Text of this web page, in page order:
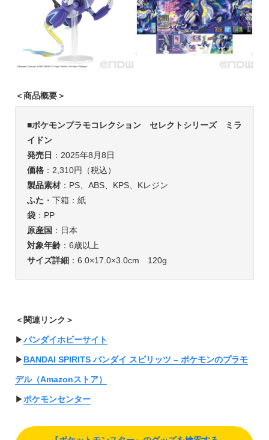
＜商品概要＞
■ポケモンプラモコレクション セレクトシリーズ ミラ
イドン
発売日 ：2025年8月8日
価格：2,310円（税込）
製品素材：PS、ABS、KPS、Kレジン
ふた ・下箱：紙
袋：PP
原産国 ：日本
対象年齢：6歳以上
サイズ詳細：6.0×17.0×3.0cm 120g
＜関連リンク＞
▶︎バンダイホビーサイト
▶︎ BANDAI SPIRITS バンダイ スピリッツ – ポケモンのプラモ
デル（Amazonストア）
▶︎ ポケモンセンター